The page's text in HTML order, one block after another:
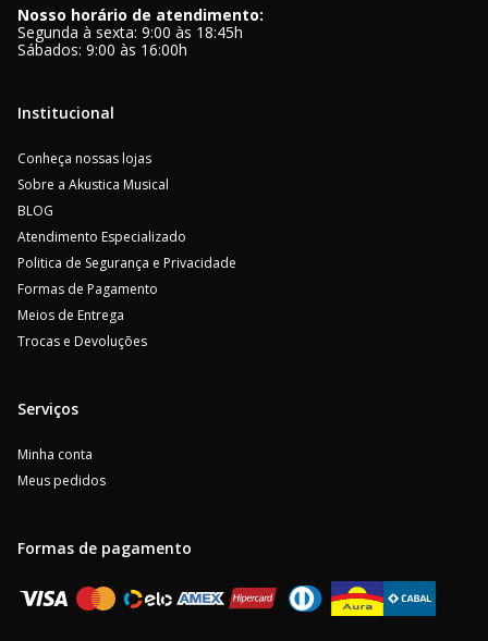
Nosso horário de atendimento:
Segunda à sexta: 9:00 às 18:45h
Sábados: 9:00 às 16:00h
Institucional
Conheça nossas lojas
Sobre a Akustica Musical
BLOG
Atendimento Especializado
Politica de Segurança e Privacidade
Formas de Pagamento
Meios de Entrega
Trocas e Devoluções
Serviços
Minha conta
Meus pedidos
Formas de pagamento